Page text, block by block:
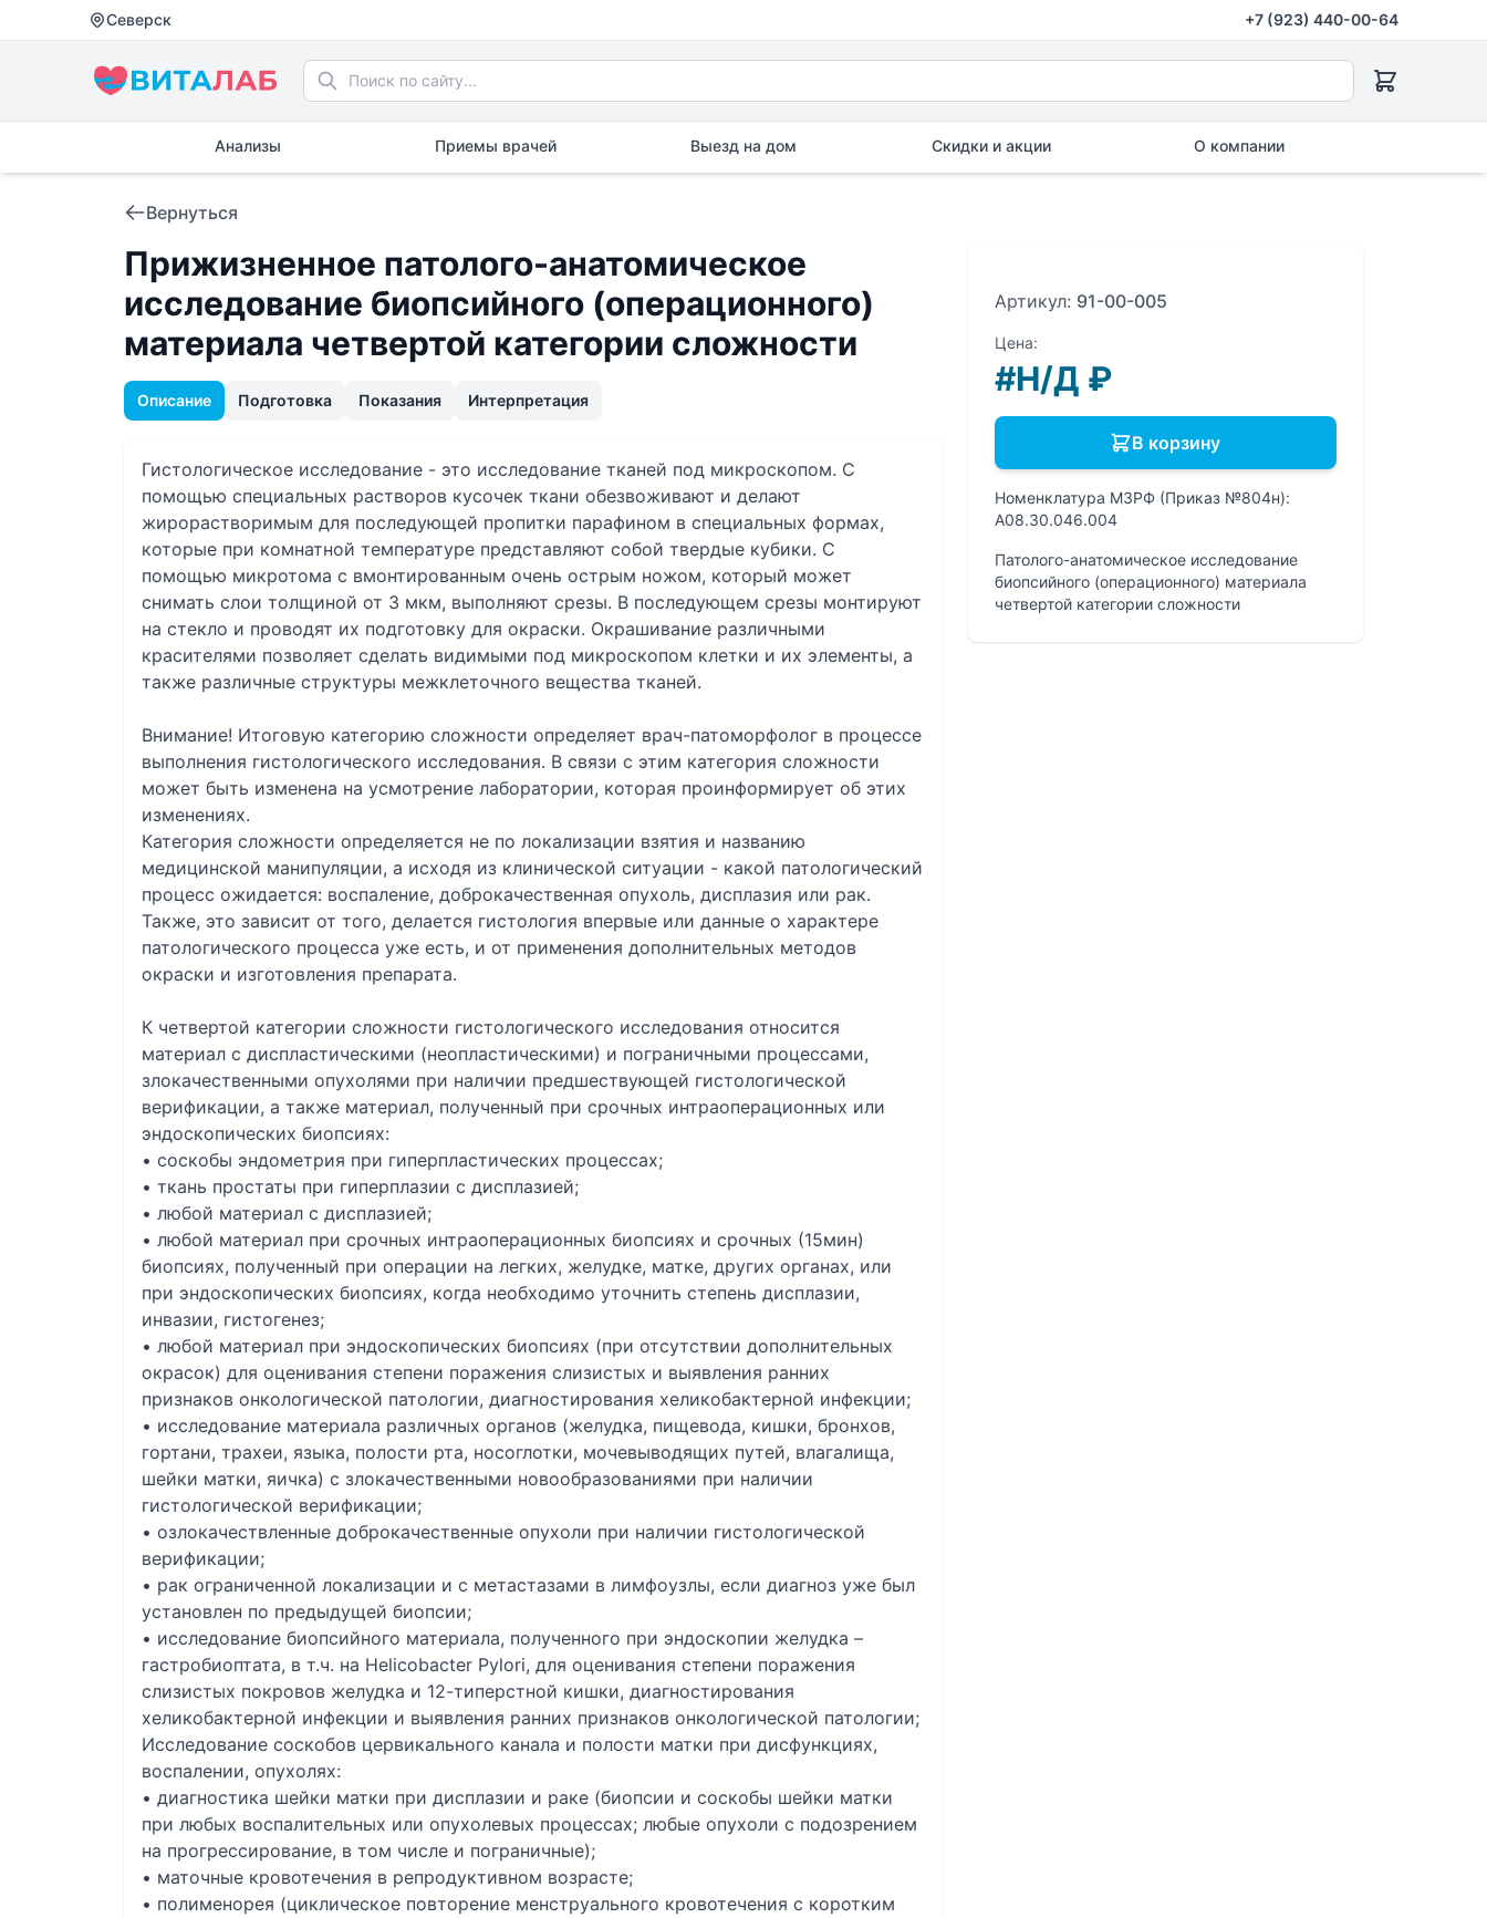
Северск +7 (923) 440-00-64
Анализы Приемы врачей Выезд на дом Скидки и акции О компании
Вернуться
Прижизненное патолого-анатомическое
исследование биопсийного (операционного)
материала четвертой категории сложности
Описание Подготовка Показания Интерпретация
Гистологическое исследование - это исследование тканей под микроскопом. С
помощью специальных растворов кусочек ткани обезвоживают и делают
жирорастворимым для последующей пропитки парафином в специальных формах,
которые при комнатной температуре представляют собой твердые кубики. С
помощью микротома с вмонтированным очень острым ножом, который может
снимать слои толщиной от 3 мкм, выполняют срезы. В последующем срезы монтируют
на стекло и проводят их подготовку для окраски. Окрашивание различными
красителями позволяет сделать видимыми под микроскопом клетки и их элементы, а
также различные структуры межклеточного вещества тканей.
Внимание! Итоговую категорию сложности определяет врач-патоморфолог в процессе
выполнения гистологического исследования. В связи с этим категория сложности
может быть изменена на усмотрение лаборатории, которая проинформирует об этих
изменениях.
Категория сложности определяется не по локализации взятия и названию
медицинской манипуляции, а исходя из клинической ситуации - какой патологический
процесс ожидается: воспаление, доброкачественная опухоль, дисплазия или рак.
Также, это зависит от того, делается гистология впервые или данные о характере
патологического процесса уже есть, и от применения дополнительных методов
окраски и изготовления препарата.
К четвертой категории сложности гистологического исследования относится
материал с диспластическими (неопластическими) и пограничными процессами,
злокачественными опухолями при наличии предшествующей гистологической
верификации, а также материал, полученный при срочных интраоперационных или
эндоскопических биопсиях:
• соскобы эндометрия при гиперпластических процессах;
• ткань простаты при гиперплазии с дисплазией;
• любой материал с дисплазией;
• любой материал при срочных интраоперационных биопсиях и срочных (15мин)
биопсиях, полученный при операции на легких, желудке, матке, других органах, или
при эндоскопических биопсиях, когда необходимо уточнить степень дисплазии,
инвазии, гистогенез;
• любой материал при эндоскопических биопсиях (при отсутствии дополнительных
окрасок) для оценивания степени поражения слизистых и выявления ранних
признаков онкологической патологии, диагностирования хеликобактерной инфекции;
• исследование материала различных органов (желудка, пищевода, кишки, бронхов,
гортани, трахеи, языка, полости рта, носоглотки, мочевыводящих путей, влагалища,
шейки матки, яичка) с злокачественными новообразованиями при наличии
гистологической верификации;
• озлокачествленные доброкачественные опухоли при наличии гистологической
верификации;
• рак ограниченной локализации и с метастазами в лимфоузлы, если диагноз уже был
установлен по предыдущей биопсии;
• исследование биопсийного материала, полученного при эндоскопии желудка –
гастробиоптата, в т.ч. на Helicobacter Pylori, для оценивания степени поражения
слизистых покровов желудка и 12-типерстной кишки, диагностирования
хеликобактерной инфекции и выявления ранних признаков онкологической патологии;
Исследование соскобов цервикального канала и полости матки при дисфункциях,
воспалении, опухолях:
• диагностика шейки матки при дисплазии и раке (биопсии и соскобы шейки матки
при любых воспалительных или опухолевых процессах; любые опухоли с подозрением
на прогрессирование, в том числе и пограничные);
• маточные кровотечения в репродуктивном возрасте;
• полименорея (циклическое повторение менструального кровотечения с коротким
Артикул: 91-00-005
Цена:
#Н/Д ₽
В корзину
Номенклатура МЗРФ (Приказ №804н):
A08.30.046.004
Патолого-анатомическое исследование
биопсийного (операционного) материала
четвертой категории сложности